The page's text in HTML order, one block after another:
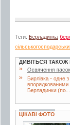
Теги: Берладинка
ДИВІТЬСЯ ТАКОЖ
» Освячення пасок
»
Бирлівка - одне
впорядкованими
Берладинки (по...
ЦІКАВІ ФОТО